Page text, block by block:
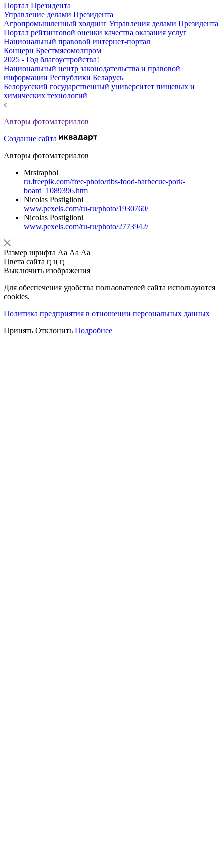
Портал Президента
Управление делами Президента
Агропромышленный холдинг Управления делами Президента
Портал рейтинговой оценки качества оказания услуг
Национальный правовой интернет-портал
Концерн Брестмясомолпром
2025 - Год благоустройства!
Национальный центр законодательства и правовой
информации Республики Беларусь
Белорусский государственный университет пищевых и
химических технологий
Авторы фотоматериалов
Создание сайта
Авторы фотоматериалов
Mrsiraphol
ru.freepik.com/free-photo/ribs-food-barbecue-pork-
board_1089396.htm
Nicolas Postiglioni
www.pexels.com/ru-ru/photo/1930760/
Nicolas Postiglioni
www.pexels.com/ru-ru/photo/2773942/
Размер шрифта Аа Аа Аа
Цвета сайта ц ц ц
Выключить изображения
Для обеспечения удобства пользователей сайта используются
cookies.
Политика предприятия в отношении персональных данных
Принять Отклонить Подробнее